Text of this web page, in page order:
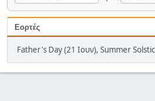
Εορτές
Father's Day (21 Ιουν), Summer